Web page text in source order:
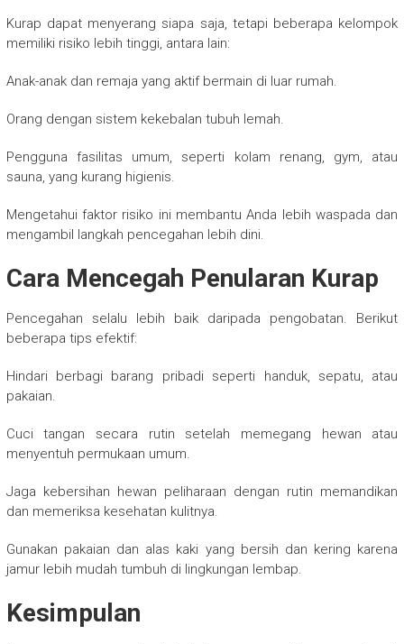
Kurap dapat menyerang siapa saja, tetapi beberapa kelompok
memiliki risiko lebih tinggi, antara lain:
Anak-anak dan remaja yang aktif bermain di luar rumah.
Orang dengan sistem kekebalan tubuh lemah.
Pengguna fasilitas umum, seperti kolam renang, gym, atau
sauna, yang kurang higienis.
Mengetahui faktor risiko ini membantu Anda lebih waspada dan
mengambil langkah pencegahan lebih dini.
Cara Mencegah Penularan Kurap
Pencegahan selalu lebih baik daripada pengobatan. Berikut
beberapa tips efektif:
Hindari berbagi barang pribadi seperti handuk, sepatu, atau
pakaian.
Cuci tangan secara rutin setelah memegang hewan atau
menyentuh permukaan umum.
Jaga kebersihan hewan peliharaan dengan rutin memandikan
dan memeriksa kesehatan kulitnya.
Gunakan pakaian dan alas kaki yang bersih dan kering karena
jamur lebih mudah tumbuh di lingkungan lembap.
Kesimpulan